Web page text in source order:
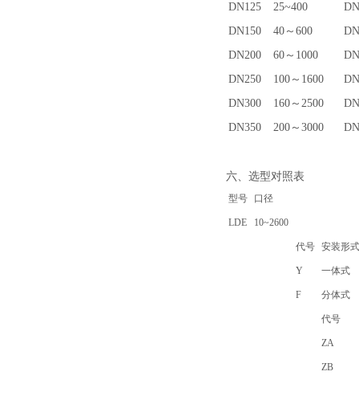
DN125
25~400
DN150
40～600
DN200
60～1000
DN250
100～1600
DN300
160～2500
DN350
200～3000
六、选型对照表
型号 口径
LDE 10~2600
代号 安装形式
Y 一体式
F 分体式
代号
ZA
ZB